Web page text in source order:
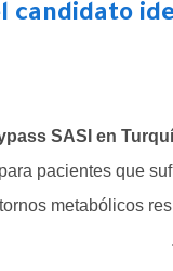
el candidato
SASI en
pacientes que
metabólicos